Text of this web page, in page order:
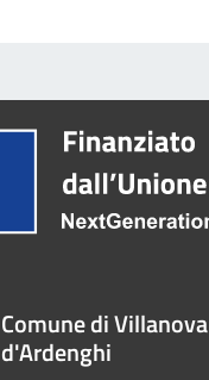
Comune di Villanova
d'Ardenghi